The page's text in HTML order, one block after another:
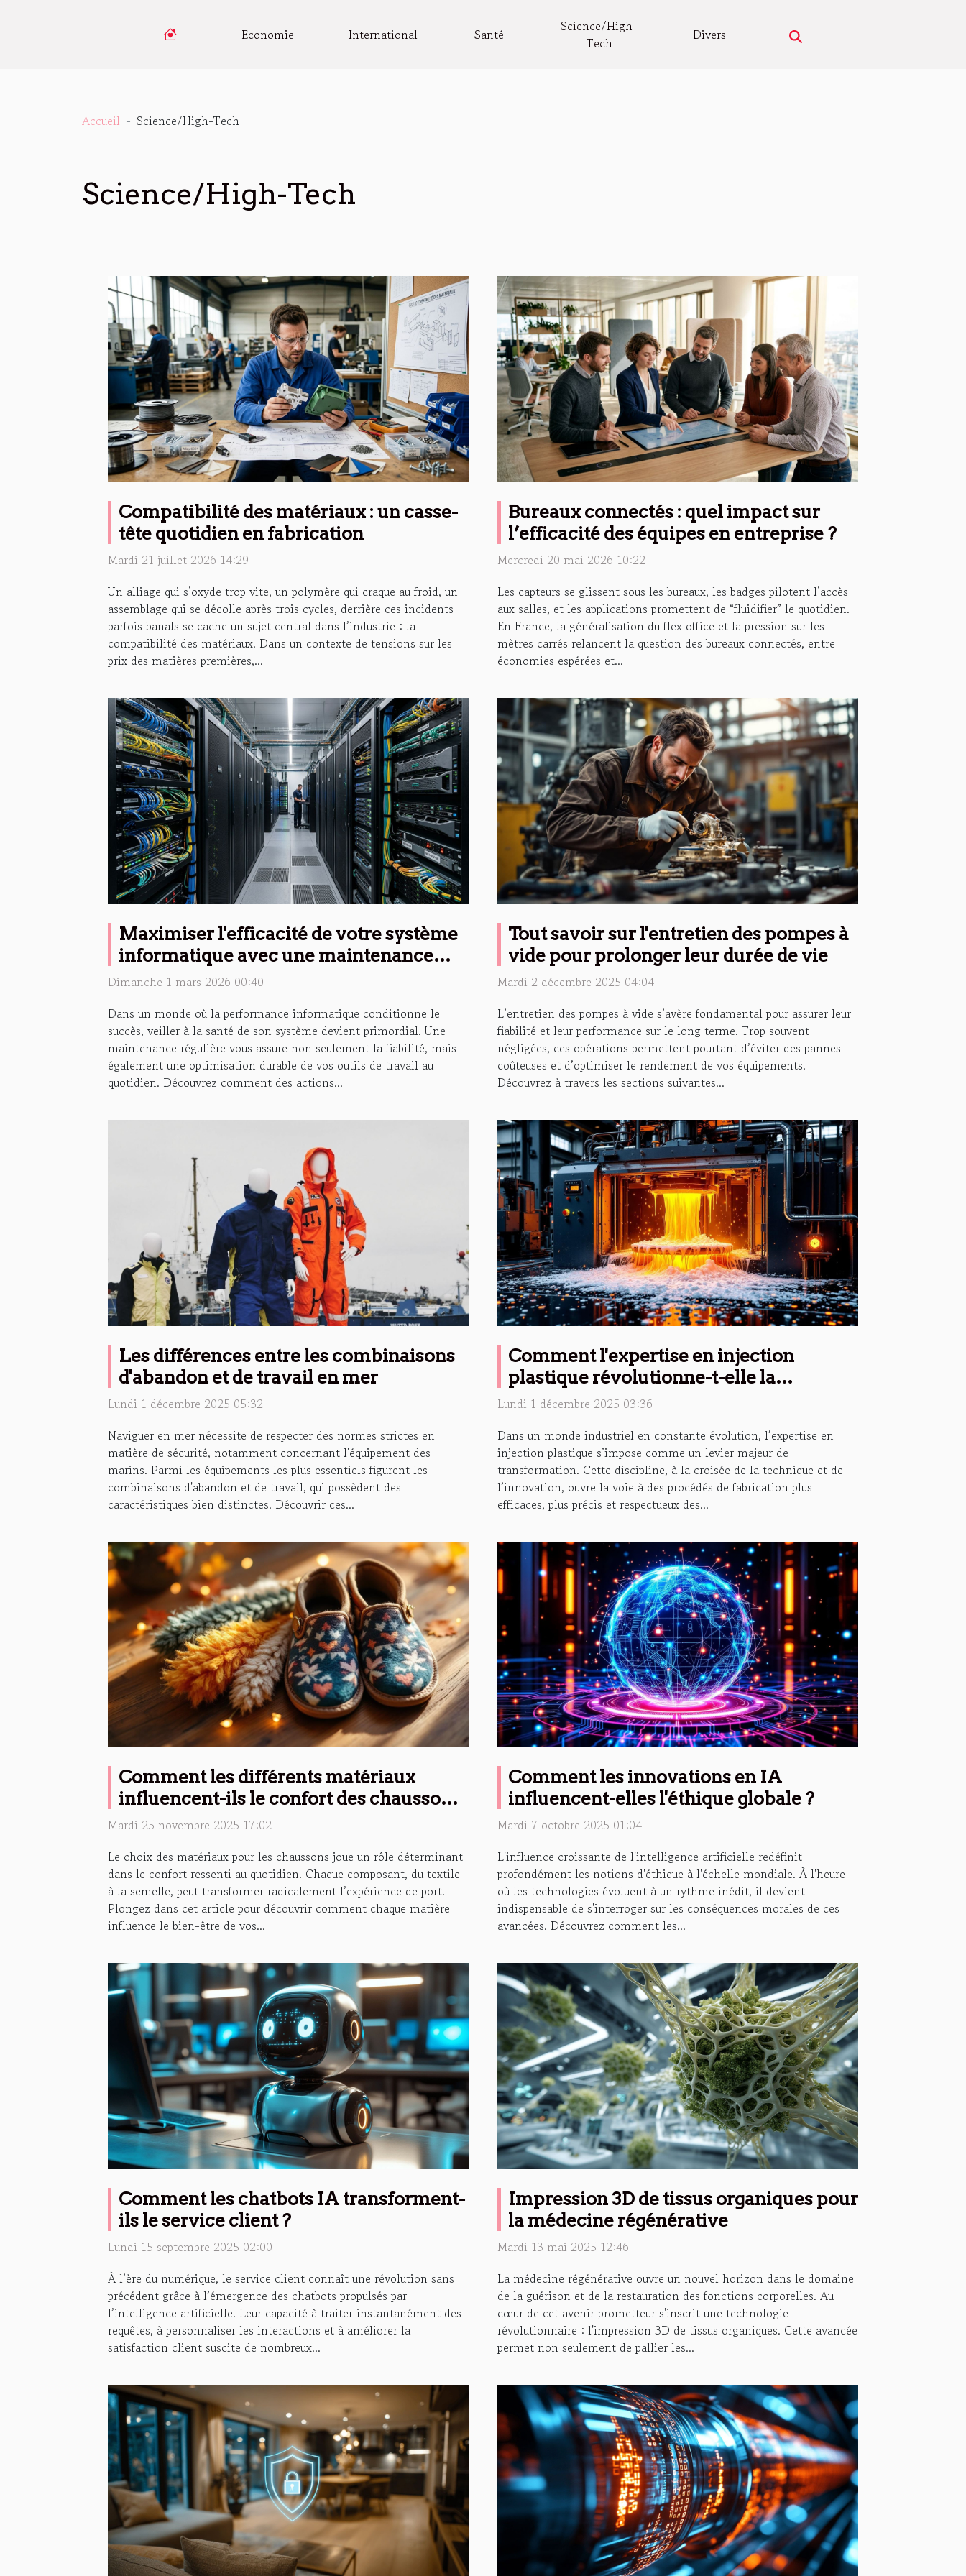
Economie International Santé
Science/High-
Tech
Divers
Accueil Science/High-Tech
Science/High-Tech
Compatibilité des matériaux : un casse-
tête quotidien en fabrication
Mardi 21 juillet 2026 14:29
Un alliage qui s’oxyde trop vite, un polymère qui craque au froid, un
assemblage qui se décolle après trois cycles, derrière ces incidents
parfois banals se cache un sujet central dans l’industrie : la
compatibilité des matériaux. Dans un contexte de tensions sur les
prix des matières premières,...
Bureaux connectés : quel impact sur
l’efficacité des équipes en entreprise ?
Mercredi 20 mai 2026 10:22
Les capteurs se glissent sous les bureaux, les badges pilotent l’accès
aux salles, et les applications promettent de “fluidifier” le quotidien.
En France, la généralisation du flex office et la pression sur les
mètres carrés relancent la question des bureaux connectés, entre
économies espérées et...
Maximiser l'efficacité de votre système
informatique avec une maintenance
régulière
Dimanche 1 mars 2026 00:40
Dans un monde où la performance informatique conditionne le
succès, veiller à la santé de son système devient primordial. Une
maintenance régulière vous assure non seulement la fiabilité, mais
également une optimisation durable de vos outils de travail au
quotidien. Découvrez comment des actions...
Tout savoir sur l'entretien des pompes à
vide pour prolonger leur durée de vie
Mardi 2 décembre 2025 04:04
L’entretien des pompes à vide s’avère fondamental pour assurer leur
fiabilité et leur performance sur le long terme. Trop souvent
négligées, ces opérations permettent pourtant d’éviter des pannes
coûteuses et d’optimiser le rendement de vos équipements.
Découvrez à travers les sections suivantes...
Les différences entre les combinaisons
d'abandon et de travail en mer
Lundi 1 décembre 2025 05:32
Naviguer en mer nécessite de respecter des normes strictes en
matière de sécurité, notamment concernant l'équipement des
marins. Parmi les équipements les plus essentiels figurent les
combinaisons d'abandon et de travail, qui possèdent des
caractéristiques bien distinctes. Découvrir ces...
Comment l'expertise en injection
plastique révolutionne-t-elle la
production industrielle ?
Lundi 1 décembre 2025 03:36
Dans un monde industriel en constante évolution, l’expertise en
injection plastique s’impose comme un levier majeur de
transformation. Cette discipline, à la croisée de la technique et de
l’innovation, ouvre la voie à des procédés de fabrication plus
efficaces, plus précis et respectueux des...
Comment les différents matériaux
influencent-ils le confort des chaussons
?
Mardi 25 novembre 2025 17:02
Le choix des matériaux pour les chaussons joue un rôle déterminant
dans le confort ressenti au quotidien. Chaque composant, du textile
à la semelle, peut transformer radicalement l’expérience de port.
Plongez dans cet article pour découvrir comment chaque matière
influence le bien-être de vos...
Comment les innovations en IA
influencent-elles l'éthique globale ?
Mardi 7 octobre 2025 01:04
L'influence croissante de l'intelligence artificielle redéfinit
profondément les notions d'éthique à l'échelle mondiale. À l'heure
où les technologies évoluent à un rythme inédit, il devient
indispensable de s'interroger sur les conséquences morales de ces
avancées. Découvrez comment les...
Comment les chatbots IA transforment-
ils le service client ?
Lundi 15 septembre 2025 02:00
À l’ère du numérique, le service client connaît une révolution sans
précédent grâce à l’émergence des chatbots propulsés par
l’intelligence artificielle. Leur capacité à traiter instantanément des
requêtes, à personnaliser les interactions et à améliorer la
satisfaction client suscite de nombreux...
Impression 3D de tissus organiques pour
la médecine régénérative
Mardi 13 mai 2025 12:46
La médecine régénérative ouvre un nouvel horizon dans le domaine
de la guérison et de la restauration des fonctions corporelles. Au
cœur de cet avenir prometteur s'inscrit une technologie
révolutionnaire : l'impression 3D de tissus organiques. Cette avancée
permet non seulement de pallier les...